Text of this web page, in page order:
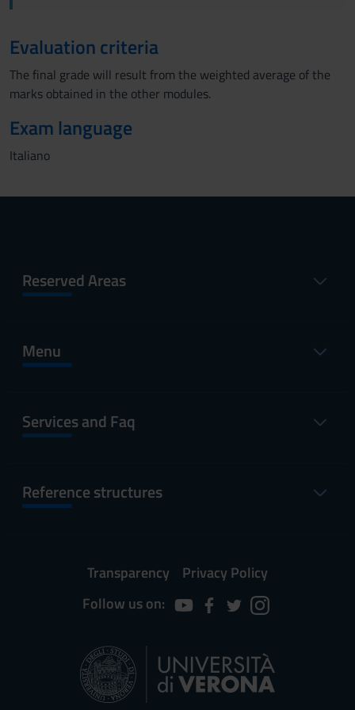
Evaluation criteria
The final grade will result from the weighted average of the
marks obtained in the other modules.
Exam language
Italiano
Reserved Areas
Menu
Services and Faq
Reference structures
Transparency
Privacy Policy
Follow us on: